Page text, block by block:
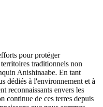
pour protéger
traditionnels non
Anishinaabe. En tant
dédiés à l'environnement et à
reconnaissants envers les
continue de ces terres depuis